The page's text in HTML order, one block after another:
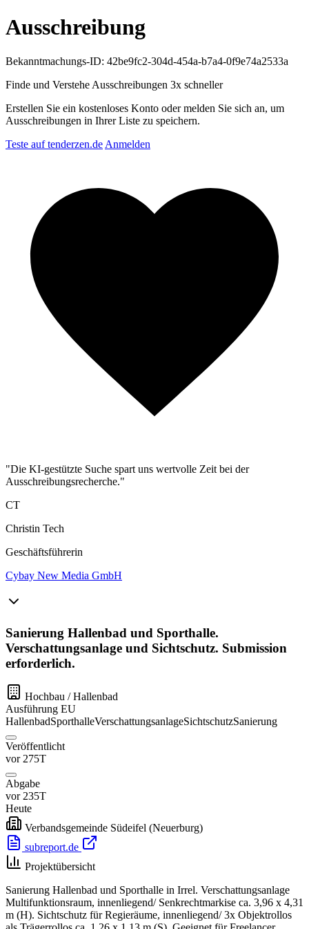
Ausschreibung
Bekanntmachungs-ID: 42be9fc2-304d-454a-b7a4-0f9e74a2533a
Finde und Verstehe Ausschreibungen 3x schneller
Erstellen Sie ein kostenloses Konto oder melden Sie sich an, um
Ausschreibungen in Ihrer Liste zu speichern.
Teste auf tenderzen.de Anmelden
"Die KI-gestützte Suche spart uns wertvolle Zeit bei der
Ausschreibungsrecherche."
CT
Christin Tech
Geschäftsführerin
Cybay New Media GmbH
Sanierung Hallenbad und Sporthalle.
Verschattungsanlage und Sichtschutz. Submission
erforderlich.
Hochbau / Hallenbad
Ausführung EU
HallenbadSporthalleVerschattungsanlageSichtschutzSanierung
Veröffentlicht
vor 275T
Abgabe
vor 235T
Heute
Verbandsgemeinde Südeifel (Neuerburg)
subreport.de
Projektübersicht
Sanierung Hallenbad und Sporthalle in Irrel. Verschattungsanlage
Multifunktionsraum, innenliegend/ Senkrechtmarkise ca. 3,96 x 4,31
m (H). Sichtschutz für Regieräume, innenliegend/ 3x Objektrollos